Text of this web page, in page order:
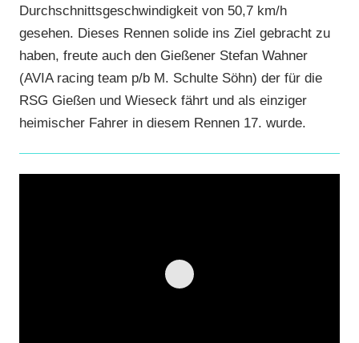
Durchschnittsgeschwindigkeit von 50,7 km/h
gesehen. Dieses Rennen solide ins Ziel gebracht zu
haben, freute auch den Gießener Stefan Wahner
(AVIA racing team p/b M. Schulte Söhn) der für die
RSG Gießen und Wieseck fährt und als einziger
heimischer Fahrer in diesem Rennen 17. wurde.